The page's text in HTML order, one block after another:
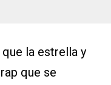
la estrella y
que se